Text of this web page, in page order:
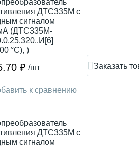
к сравнению
ДТC335М с
сигналом
(ДТС335М-
°С), )
₽ /шт Заказать
ДТC335М с
сигналом